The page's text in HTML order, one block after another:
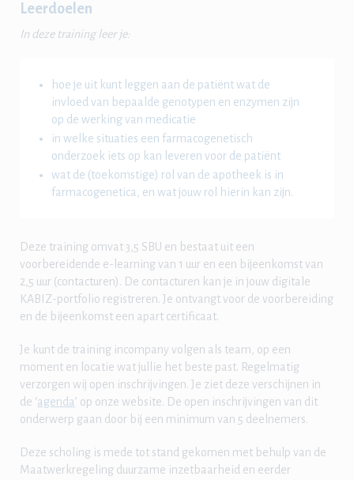
Leerdoelen
In deze training leer je:
hoe je uit kunt leggen aan de patiënt wat de
invloed van bepaalde genotypen en enzymen zijn
op de werking van medicatie
in welke situaties een farmacogenetisch
onderzoek iets op kan leveren voor de patiënt
wat de (toekomstige) rol van de apotheek is in
farmacogenetica, en wat jouw rol hierin kan zijn.
Deze training omvat 3,5 SBU en bestaat uit een
voorbereidende e-learning van 1 uur en een bijeenkomst van
2,5 uur (contacturen). De contacturen kan je in jouw digitale
KABIZ-portfolio registreren. Je ontvangt voor de voorbereiding
en de bijeenkomst een apart certificaat.
Je kunt de training incompany volgen als team, op een
moment en locatie wat jullie het beste past. Regelmatig
verzorgen wij open inschrijvingen. Je ziet deze verschijnen in
de ‘agenda’ op onze website. De open inschrijvingen van dit
onderwerp gaan door bij een minimum van 5 deelnemers.
Deze scholing is mede tot stand gekomen met behulp van de
Maatwerkregeling duurzame inzetbaarheid en eerder